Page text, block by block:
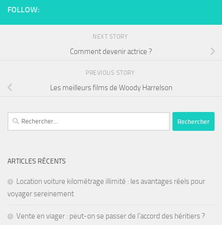
FOLLOW:
NEXT STORY
Comment devenir actrice ?
PREVIOUS STORY
Les meilleurs films de Woody Harrelson
ARTICLES RÉCENTS
Location voiture kilométrage illimité : les avantages réels pour
voyager sereinement
Vente en viager : peut-on se passer de l’accord des héritiers ?